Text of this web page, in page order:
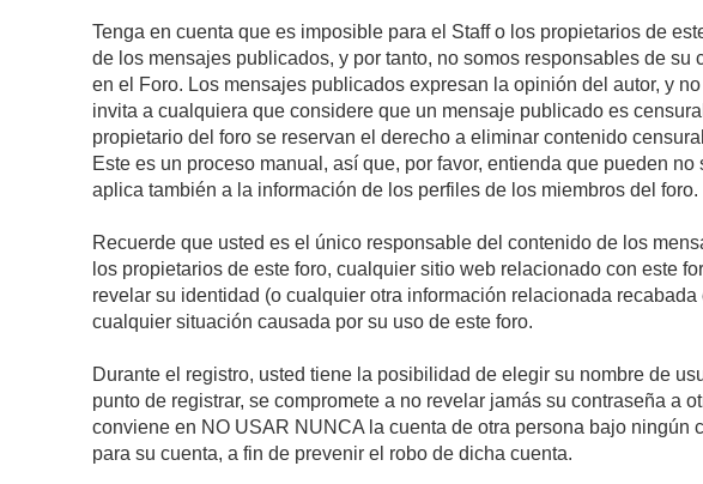
Tenga en cuenta que es imposible para el Staff o los propietarios de
de los mensajes publicados, y por tanto, no somos responsables de
en el Foro. Los mensajes publicados expresan la opinión del autor, y
invita a cualquiera que considere que un mensaje publicado es
propietario del foro se reservan el derecho a eliminar contenido
Este es un proceso manual, así que, por favor, entienda que pueden
aplica también a la información de los perfiles de los miembros del foro.
Recuerde que usted es el único responsable del contenido de los
los propietarios de este foro, cualquier sitio web relacionado con este
revelar su identidad (o cualquier otra información relacionada
cualquier situación causada por su uso de este foro.
Durante el registro, usted tiene la posibilidad de elegir su nombre de
punto de registrar, se compromete a no revelar jamás su contraseña a
conviene en NO USAR NUNCA la cuenta de otra persona bajo
para su cuenta, a fin de prevenir el robo de dicha cuenta.